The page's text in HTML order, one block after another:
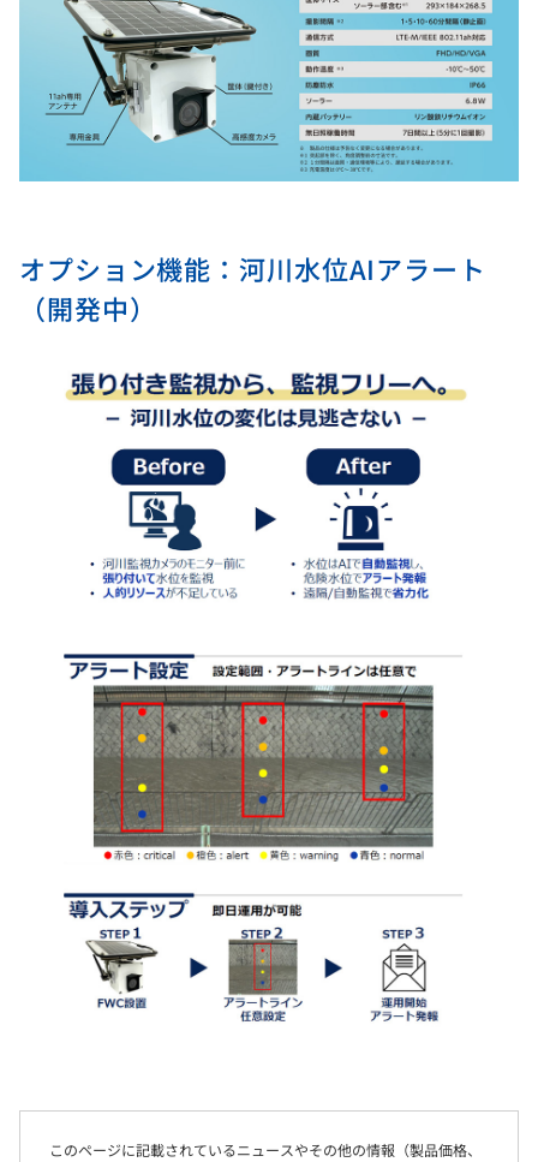
オプション機能：河川水位AIアラート
（開発中）
このページに記載されているニュースやその他の情報（製品価格、